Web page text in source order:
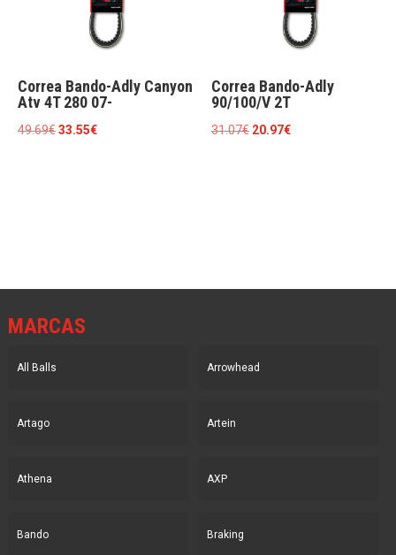
Correa Bando-Adly Canyon
Atv 4T 280 07-
49.69€El
33.55€El
Correa Bando-Adly
90/100/V 2T
31.07€ El
20.97€El
MARCAS
All Balls Arrowhead
Artago Artein
Athena AXP
Bando Braking